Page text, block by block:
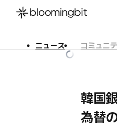
ニュース コミュニ
韓国
為替